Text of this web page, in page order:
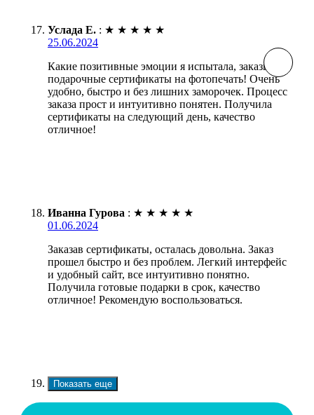
Услада Е. : ★ ★ ★ ★ ★
25.06.2024
Какие позитивные эмоции я испытала, заказывая
подарочные сертификаты на фотопечать! Очень
удобно, быстро и без лишних заморочек. Процесс
заказа прост и интуитивно понятен. Получила
сертификаты на следующий день, качество
отличное!
Иванна Гурова : ★ ★ ★ ★ ★
01.06.2024
Заказав сертификаты, осталась довольна. Заказ
прошел быстро и без проблем. Легкий интерфейс
и удобный сайт, все интуитивно понятно.
Получила готовые подарки в срок, качество
отличное! Рекомендую воспользоваться.
Показать еще